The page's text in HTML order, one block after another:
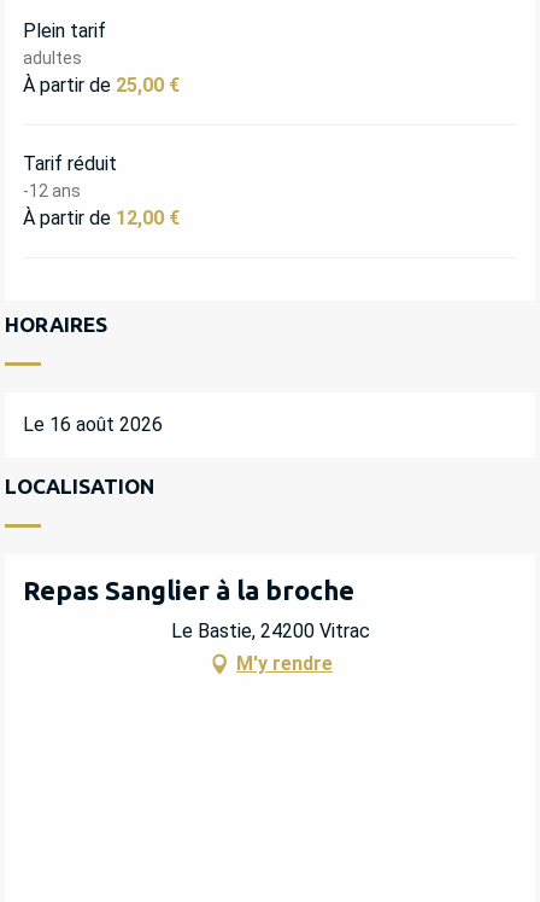
Plein tarif
adultes
À partir de 25,00 €
Tarif réduit
-12 ans
À partir de 12,00 €
HORAIRES
Le 16 août 2026
LOCALISATION
Repas Sanglier à la broche
Le Bastie, 24200 Vitrac
M'y rendre